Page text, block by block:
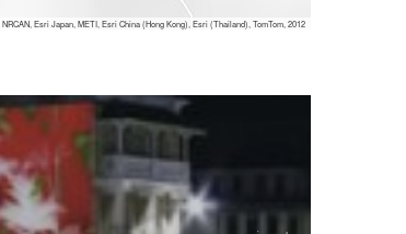
Esri Japan, METI, Esri China (Hong Kong), Esri (Thailand), TomTom, 2012